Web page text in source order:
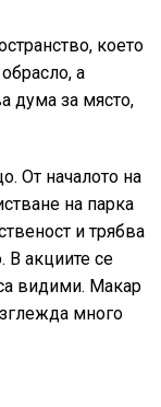
което
а
дума за място,
От началото на
на парка
и трябва
В акциите се
видими. Макар
много